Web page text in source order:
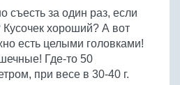
съесть за один раз, если
хороший? А вот
есть целыми головками!
Где-то 50
при весе в 30-40 г.